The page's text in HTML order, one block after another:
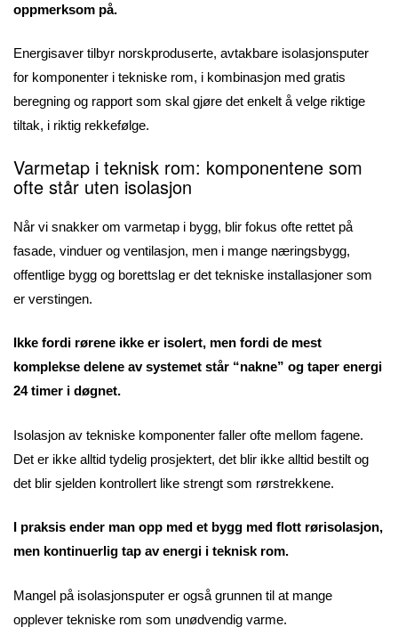
oppmerksom på.
Energisaver tilbyr norskproduserte, avtakbare isolasjonsputer
for komponenter i tekniske rom, i kombinasjon med gratis
beregning og rapport som skal gjøre det enkelt å velge riktige
tiltak, i riktig rekkefølge.
Varmetap i teknisk rom: komponentene som
ofte står uten isolasjon
Når vi snakker om varmetap i bygg, blir fokus ofte rettet på
fasade, vinduer og ventilasjon, men i mange næringsbygg,
offentlige bygg og borettslag er det tekniske installasjoner som
er verstingen.
Ikke fordi rørene ikke er isolert, men fordi de mest
komplekse delene av systemet står “nakne” og taper energi
24 timer i døgnet.
Isolasjon av tekniske komponenter faller ofte mellom fagene.
Det er ikke alltid tydelig prosjektert, det blir ikke alltid bestilt og
det blir sjelden kontrollert like strengt som rørstrekkene.
I praksis ender man opp med et bygg med flott rørisolasjon,
men kontinuerlig tap av energi i teknisk rom.
Mangel på isolasjonsputer er også grunnen til at mange
opplever tekniske rom som unødvendig varme.